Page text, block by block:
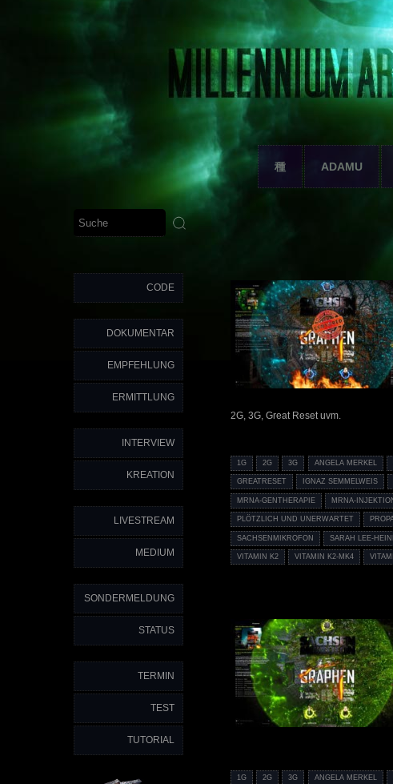
種 ADAMU
CODE
DOKUMENTAR
EMPFEHLUNG
ERMITTLUNG
INTERVIEW
KREATION
LIVESTREAM
MEDIUM
SONDERMELDUNG
STATUS
TERMIN
TEST
TUTORIAL
2G, 3G, Great Reset uvm.
1G 2G 3G ANGELA MERKEL
GREATRESET IGNAZ SEMMELWEIS
MRNA-GENTHERAPIE MRNA-
PLÖTZLICH UND UNERWARTET
SACHSENMIKROFON SARAH LEE-
VITAMIN K2 VITAMIN K2-MK4
1G 2G 3G ANGELA MERKEL